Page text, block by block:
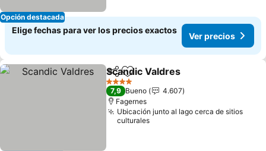
Opción destacada
Elige fechas para ver los precios exactos
Ver precios
CompartirAgregar a favoritos
Scandic Valdres
4 Estrellas
7,9 Bueno
4.607
Fagernes
Ubicación junto al lago cerca de sitios
culturales